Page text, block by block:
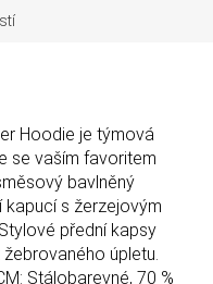
Hoodie je týmová
se vaším favoritem
bavlněný
kapucí s žerzejovým
přední kapsy
úpletu.
Stálobarevné, 70 %